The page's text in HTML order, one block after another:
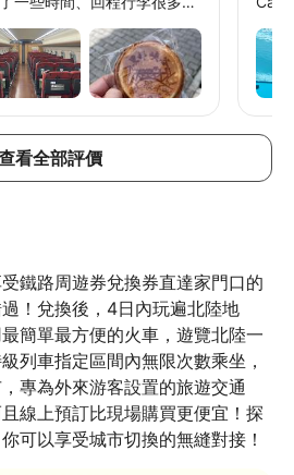
用再買票、本來要搭配福井
RIDE根本沒位置、新高
器必逛、黑部峽谷小火車水
一定要吃萬福燒肉要預訂
pass
享周
術館
看全部評價
鐵路周遊券兌換券直達家門口的
！兌換後，4日內玩遍北陸地
簡單最方便的火車，遊覽北陸一
列車指定區間內無限次數乘坐，
專為外來游客設置的旅遊交通
線上預訂比現場購買更便宜！探
可以享受城市切換的無縫對接！